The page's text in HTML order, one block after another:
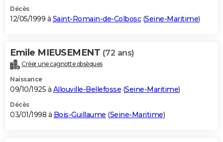
Décès
12/05/1999 à Saint-Romain-de-Colbosc(Seine-Maritime)
Emile MIEUSEMENT (72 ans)
Créer une cagnotte obsèques
Naissance
09/10/1925 à Allouville-Bellefosse (Seine-Maritime)
Décès
03/01/1998 à Bois-Guillaume (Seine-Maritime)